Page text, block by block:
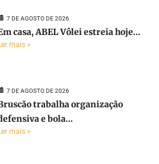
7 DE AGOSTO DE 2026
casa, ABEL Vôlei estreia hoje...
mais »
7 DE AGOSTO DE 2026
trabalha organização
e bola...
mais »